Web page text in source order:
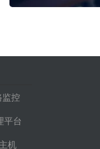
控
平台
机